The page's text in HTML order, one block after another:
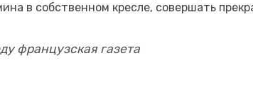
в соб­ствен­ном крес­ле, со­вер­шать
фран­цуз­ская га­зе­та